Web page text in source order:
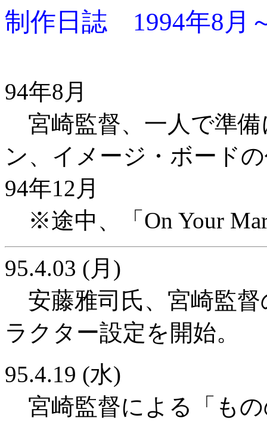
制作日誌 1994年8月
94年8月
宮崎監督、一人で準
ン、イメージ・ボード
94年12月
※途中、「On Your
95.4.03 (月)
安藤雅司氏、宮崎監
ラクター設定を開始。
95.4.19 (水)
宮崎監督による「も